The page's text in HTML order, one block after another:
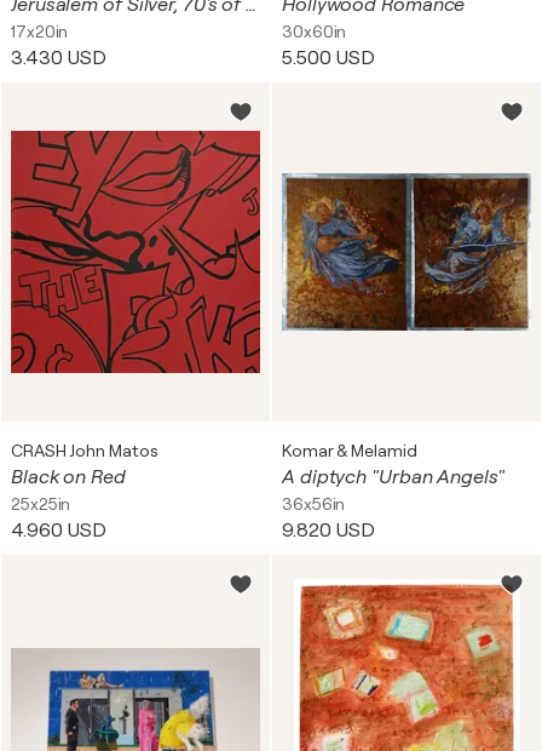
Jerusalem of Silver, 70's of the 20th century
17x20in
3.430 USD
Hollywood Romance
30x60in
5.500 USD
CRASH John Matos
Black on Red
25x25in
4.960 USD
Komar & Melamid
A diptych "​Urban Angels"
36x56in
9.820 USD